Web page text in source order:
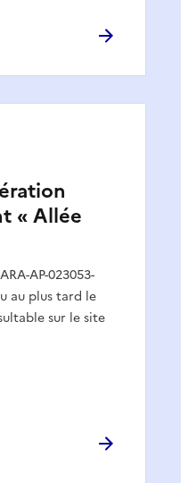
« Allée
AP-023053-
au plus tard le
sur le site